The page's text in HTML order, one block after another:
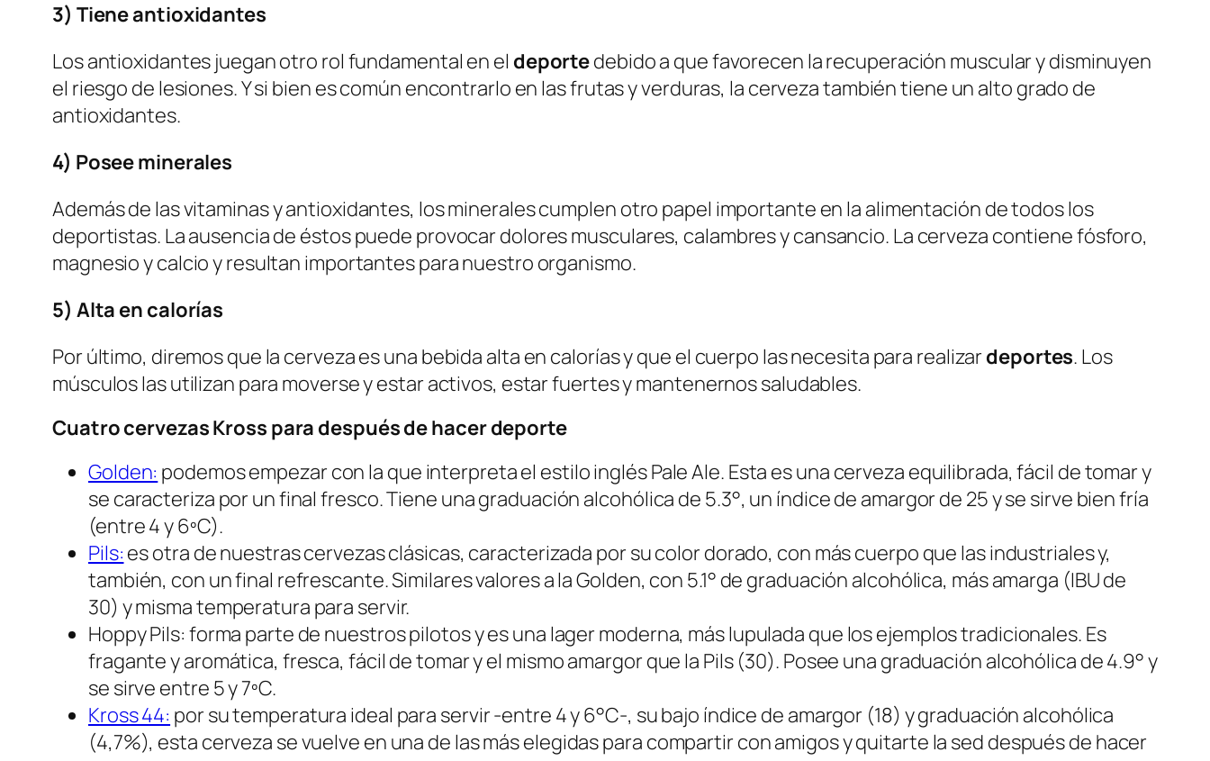
3) Tiene antioxidantes
Los antioxidantes juegan otro rol fundamental en el deportedebido a que favorecen la recuperación muscular y disminuyen
el riesgo de lesiones. Y si bien es común encontrarlo en las frutas y verduras, la cerveza también tiene un alto grado de
antioxidantes.
4) Posee minerales
Además de las vitaminas y antioxidantes, los minerales cumplen otro papel importante en la alimentación de todos los
deportistas. La ausencia de éstos puede provocar dolores musculares, calambres y cansancio. La cerveza contiene fósforo,
magnesio y calcio y resultan importantes para nuestro organismo.
5) Alta en calorías
Por último, diremos que la cerveza es una bebida alta en calorías y que el cuerpo las necesita para realizar deportes. Los
músculos las utilizan para moverse y estar activos, estar fuertes y mantenernos saludables.
Cuatro cervezas Kross para después de hacer deporte
Golden: podemos empezar con la que interpreta el estilo inglés Pale Ale. Esta es una cerveza equilibrada, fácil de tomar y
se caracteriza por un final fresco. Tiene una graduación alcohólica de 5.3°, un índice de amargor de 25 y se sirve bien fría
(entre 4 y 6ºC).
Pils: es otra de nuestras cervezas clásicas, caracterizada por su color dorado, con más cuerpo que las industriales y,
también, con un final refrescante. Similares valores a la Golden, con 5.1° de graduación alcohólica, más amarga (IBU de
30) y misma temperatura para servir.
Hoppy Pils: forma parte de nuestros pilotos y es una lager moderna, más lupulada que los ejemplos tradicionales. Es
fragante y aromática, fresca, fácil de tomar y el mismo amargor que la Pils (30). Posee una graduación alcohólica de 4.9° y
se sirve entre 5 y 7ºC.
Kross 44: por su temperatura ideal para servir -entre 4 y 6°C-, su bajo índice de amargor (18) y graduación alcohólica
(4,7%), esta cerveza se vuelve en una de las más elegidas para compartir con amigos y quitarte la sed después de hacer